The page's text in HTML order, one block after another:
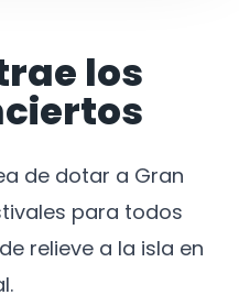
los
de dotar a Gran
para todos
relieve a la isla en